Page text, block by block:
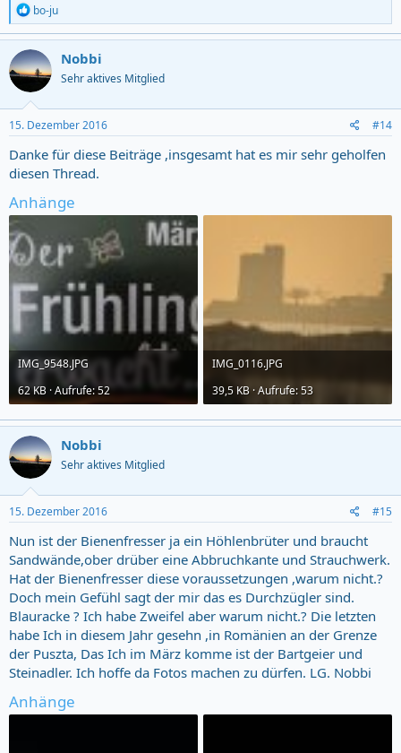
R
e
a
c
t
i
o
n
s
:
bo-ju
Nobbi
Sehr aktives Mitglied
15. Dezember 2016 #14
Danke für diese Beiträge ,insgesamt hat es mir sehr geholfen
diesen Thread.
Anhänge
IMG_9548.JPG
62 KB · Aufrufe: 52
IMG_0116.JPG
39,5 KB · Aufrufe: 53
Nobbi
Sehr aktives Mitglied
15. Dezember 2016 #15
Nun ist der Bienenfresser ja ein Höhlenbrüter und braucht
Sandwände,ober drüber eine Abbruchkante und Strauchwerk.
Hat der Bienenfresser diese voraussetzungen ,warum nicht.?
Doch mein Gefühl sagt der mir das es Durchzügler sind.
Blauracke ? Ich habe Zweifel aber warum nicht.? Die letzten
habe Ich in diesem Jahr gesehn ,in Romänien an der Grenze
der Puszta, Das Ich im März komme ist der Bartgeier und
Steinadler. Ich hoffe da Fotos machen zu dürfen. LG. Nobbi
Anhänge